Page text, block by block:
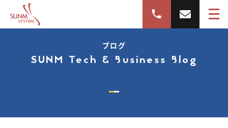
ブログ
SUNM Tech & Business Blog